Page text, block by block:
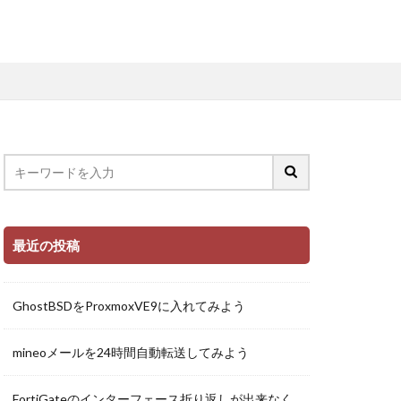
最近の投稿
GhostBSDをProxmoxVE9に入れてみよう
mineoメールを24時間自動転送してみよう